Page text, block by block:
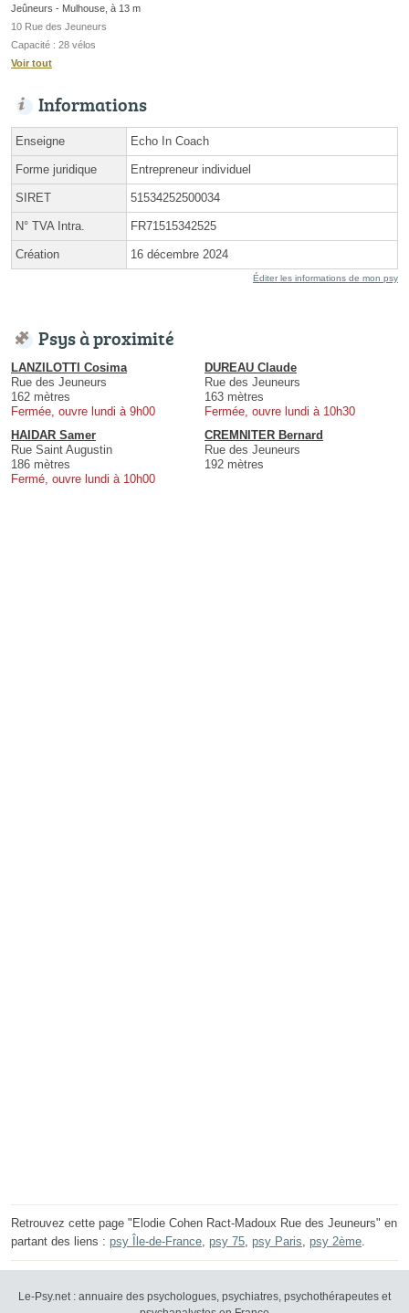
Jeûneurs - Mulhouse, à 13 m
10 Rue des Jeuneurs
Capacité : 28 vélos
Voir tout
Informations
Enseigne Echo In Coach
Forme juridique Entrepreneur individuel
SIRET 51534252500034
N° TVA Intra. FR71515342525
Création 16 décembre 2024
Éditer les informations de mon psy
Psys à proximité
LANZILOTTI Cosima
Rue des Jeuneurs
162 mètres
Fermée, ouvre lundi à 9h00
DUREAU Claude
Rue des Jeuneurs
163 mètres
Fermée, ouvre lundi à 10h30
HAIDAR Samer
Rue Saint Augustin
186 mètres
Fermé, ouvre lundi à 10h00
CREMNITER Bernard
Rue des Jeuneurs
192 mètres
Retrouvez cette page "Elodie Cohen Ract-Madoux Rue des Jeuneurs" en
partant des liens : psy Île-de-France, psy 75, psy Paris, psy 2ème.
Le-Psy.net : annuaire des psychologues, psychiatres, psychothérapeutes et